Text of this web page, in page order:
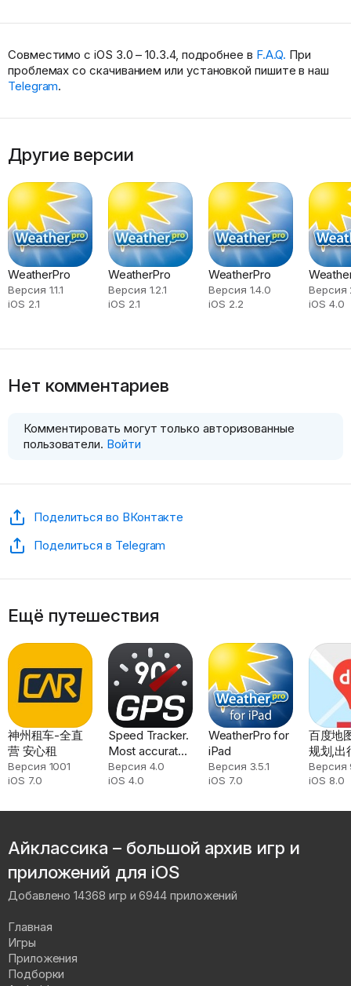
Совместимо с iOS 3.0 – 10.3.4, подробнее в F.A.Q. При
проблемах со скачиванием или установкой пишите в наш
Telegram.
Другие версии
WeatherPro
Версия 1.1.1
iOS 2.1
WeatherPro
Версия 1.2.1
iOS 2.1
WeatherPro
Версия 1.4.0
iOS 2.2
Версия
iOS 4.0
Нет комментариев
Комментировать могут только авторизованные
пользователи. Войти
Поделиться во ВКонтакте
Поделиться в Telegram
Ещё путешествия
神州租车-全直
营 安心租
Версия 1001
iOS 7.0
Speed Tracker.
Most accurate
GPS
Speedometer,
Trip Computer
Версия 4.0
iOS 4.0
WeatherPro for
iPad
Версия 3.5.1
iOS 7.0
百度地
规划,出
Версия
iOS 8.0
Айклассика – большой архив игр и
приложений для iOS
Добавлено 14368 игр и 6944 приложений
Главная
Игры
Приложения
Подборки